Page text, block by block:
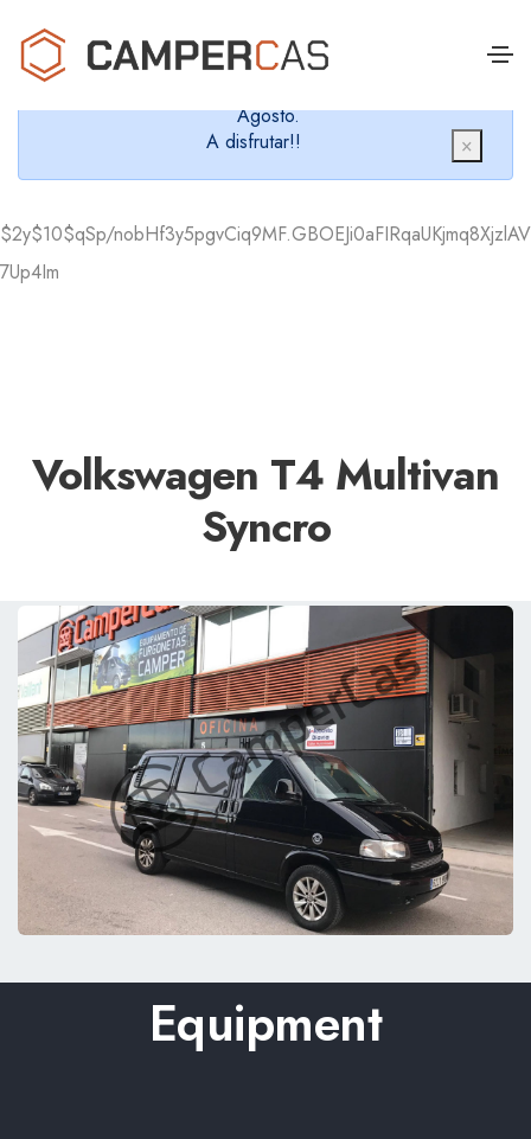
Cerramos en verano, que nos queremos dar un
chapuzón y refrescarnos.
Agosto.
A disfrutar!!
×
$2y$10$qSp/nobHf3y5pgvCiq9MF.GBOEJi0aFIRqaUKjmq8XjzlAV
7Up4Im
Volkswagen T4 Multivan
Syncro
Equipment